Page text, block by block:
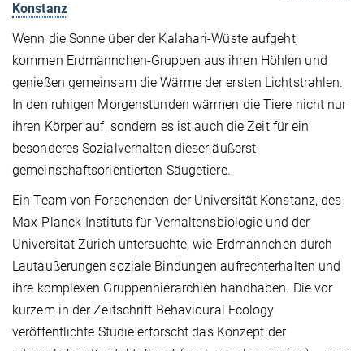
Konstanz
Wenn die Sonne über der Kalahari-Wüste aufgeht,
kommen Erdmännchen-Gruppen aus ihren Höhlen und
genießen gemeinsam die Wärme der ersten Lichtstrahlen.
In den ruhigen Morgenstunden wärmen die Tiere nicht nur
ihren Körper auf, sondern es ist auch die Zeit für ein
besonderes Sozialverhalten dieser äußerst
gemeinschaftsorientierten Säugetiere.
Ein Team von Forschenden der Universität Konstanz, des
Max-Planck-Instituts für Verhaltensbiologie und der
Universität Zürich untersuchte, wie Erdmännchen durch
Lautäußerungen soziale Bindungen aufrechterhalten und
ihre komplexen Gruppenhierarchien handhaben. Die vor
kurzem in der Zeitschrift Behavioural Ecology
veröffentlichte Studie erforscht das Konzept der